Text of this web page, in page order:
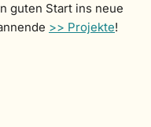
guten Start ins neue
>> Projekte!